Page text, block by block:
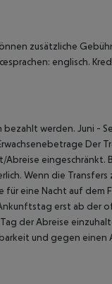
zusätzliche
englisch.
werden. Juni -
Der
eingeschränkt.
Wenn die
eine Nacht auf
erst ab der
der Abreise
und gegen einen